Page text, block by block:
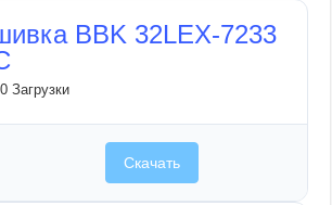
BBK 32LEX-7233
0 Загрузки
Скачать